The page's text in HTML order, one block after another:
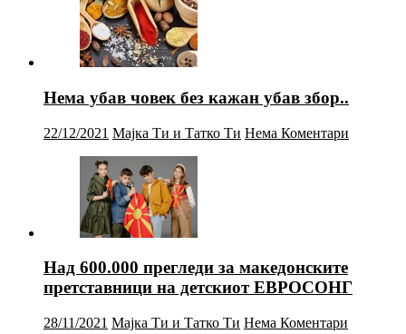
Нема убав човек без кажан убав збор..
22/12/2021 Мајка Ти и Татко Ти Нема Коментари
Над 600.000 прегледи за македонските
претставници на детскиот ЕВРОСОНГ
28/11/2021 Мајка Ти и Татко Ти Нема Коментари